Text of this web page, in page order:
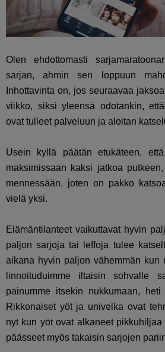
Olen ehdottomasti
sarjan, ahmin sen loppuun
Inhottavinta on, jos seuraavaa
viikko, siksi yleensä odotankin,
ovat tulleet palveluun ja aloitan
Usein kyllä päätän etukäteen,
maksimissaan kaksi jatkoa
mennessään, joten on pakko
vielä yksi.
Elämäntilanteet vaikuttavat hyvin
paljon sarjoja tai leffoja tulee
aikana hyvin paljon vähemmän kun
linnoituduimme iltaisin sohvalle
painumme itsekin nukkumaan,
Rikkonaiset yöt ja univelka ovat
nyt kun yöt ovat alkaneet pikkuhiljaa
päässeet myös takaisin sarjojen